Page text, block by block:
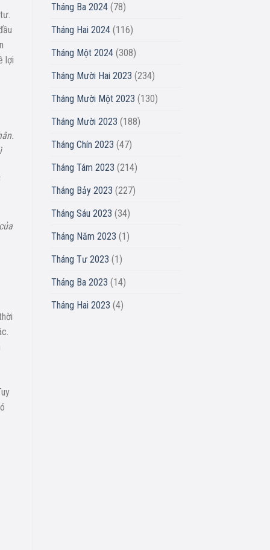
lợi
Tháng Ba 2024(78)
Tháng Hai 2024(116)
Tháng Một 2024(308)
Tháng Mười Hai 2023 (234)
Tháng Mười Một 2023 (130)
Tháng Mười 2023 (188)
Tháng Chín 2023 (47)
Tháng Tám 2023 (214)
Tháng Bảy 2023 (227)
Tháng Sáu 2023 (34)
Tháng Năm 2023 (1)
Tháng Tư 2023 (1)
Tháng Ba 2023 (14)
Tháng Hai 2023 (4)